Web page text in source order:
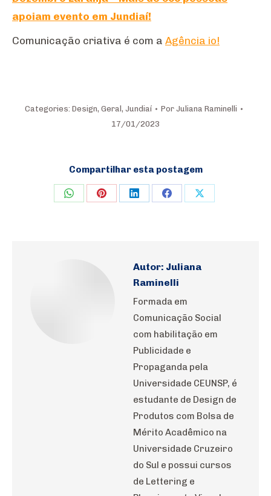
apoiam evento em Jundiaí!
Comunicação criativa é com a Agência io!
Categories: Design, Geral , Jundiaí Por Juliana Raminelli
17/01/2023
Compartilhar esta postagem
Share Share Share Share Share
Autor: Juliana
Raminelli
Formada em
Comunicação Social
com habilitação em
Publicidade e
Propaganda pela
Universidade CEUNSP, é
estudante de Design de
Produtos com Bolsa de
Mérito Acadêmico na
Universidade Cruzeiro
do Sul e possui cursos
de Lettering e